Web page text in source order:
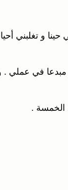
حينا و تغلبني
في عملي .
الخمسة .